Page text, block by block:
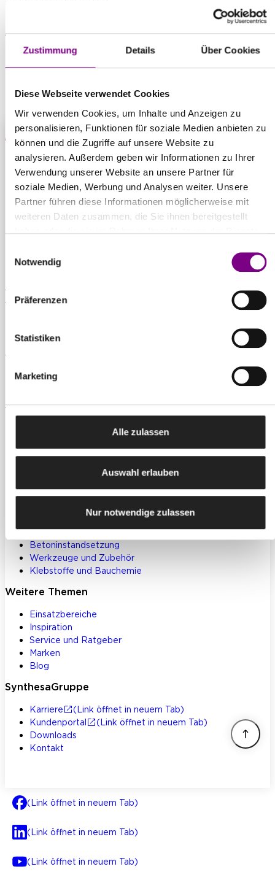
Zustimmung Details Über Cookies
Diese Webseite verwendet Cookies
Wir verwenden Cookies, um Inhalte und Anzeigen zu
personalisieren, Funktionen für soziale Medien anbieten zu
können und die Zugriffe auf unsere Website zu
analysieren. Außerdem geben wir Informationen zu Ihrer
Verwendung unserer Website an unsere Partner für
soziale Medien, Werbung und Analysen weiter. Unsere
Partner führen diese Informationen möglicherweise mit
weiteren Daten zusammen, die Sie ihnen bereitgestellt
Notwendig
Präferenzen
Statistiken
Marketing
Alle zulassen
Auswahl erlauben
Nur notwendige zulassen
Ausführungen wählen
THE POWER
OF SURFACE.
deiner Nähe
Zum DownloadcenterAlle wichtigen Unterlagen an einem Ort
Produkte
Farben, Lacke & Beschichtungen
Spachtelmassen & Putze
Akustik- & Innendämmung
Bodenbeschichtungen
Betoninstandsetzung
Werkzeuge und Zubehör
Klebstoffe und Bauchemie
Weitere Themen
Einsatzbereiche
Inspiration
Service und Ratgeber
Marken
Blog
SynthesaGruppe
Karriere
(Link öffnet in neuem Tab)
Kundenportal
(Link öffnet in neuem Tab)
Downloads
Kontakt
(Link öffnet in neuem Tab)
(Link öffnet in neuem Tab)
(Link öffnet in neuem Tab)